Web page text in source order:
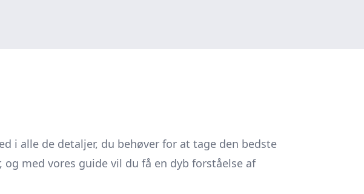
i alle de detaljer, du behøver for at tage den bedste
med vores guide vil du få en dyb forståelse af